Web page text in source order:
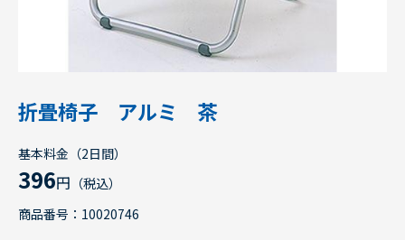
折畳椅子 アルミ 茶
基本料金（2日間）
396円 （税込）
商品番号：10020746